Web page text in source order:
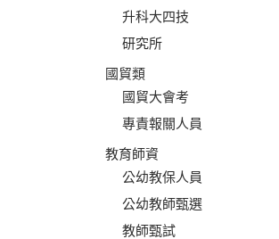
升科大四技
研究所
國貿類
國貿大會考
專責報關人員
教育師資
公幼教保人員
公幼教師甄選
教師甄試